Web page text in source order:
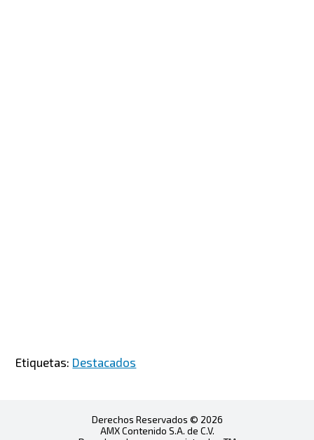
Etiquetas: Destacados
Derechos Reservados © 2026
AMX Contenido S.A. de C.V.